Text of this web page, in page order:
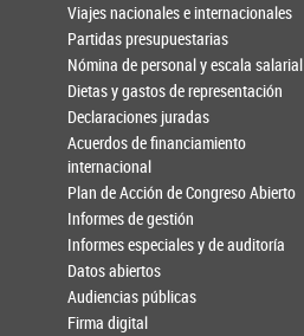
Viajes nacionales e internacionales
Partidas presupuestarias
Nómina de personal y escala salarial
Dietas y gastos de representación
Declaraciones juradas
Acuerdos de financiamiento
internacional
Plan de Acción de Congreso Abierto
Informes de gestión
Informes especiales y de auditoría
Datos abiertos
Audiencias públicas
Firma digital